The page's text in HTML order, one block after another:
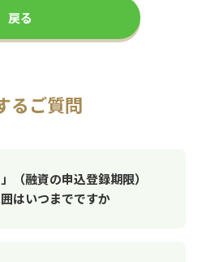
戻る
るご質問
（融資の申込登録期限）
はいつまでですか